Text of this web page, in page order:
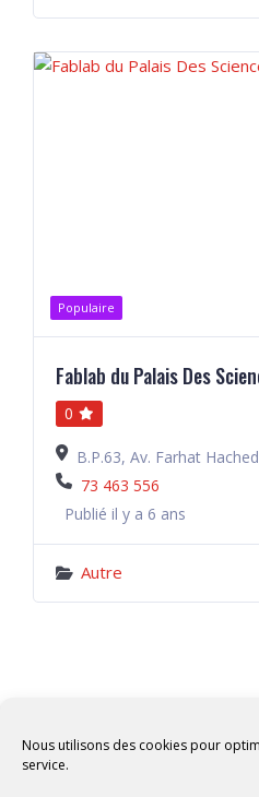
Nous utilisons des cookies pour
service.
Populaire
Fablab du Palais Des
0
B.P.63, Av. Farhat
73 463 556
Publié il y a 6 ans
Autre